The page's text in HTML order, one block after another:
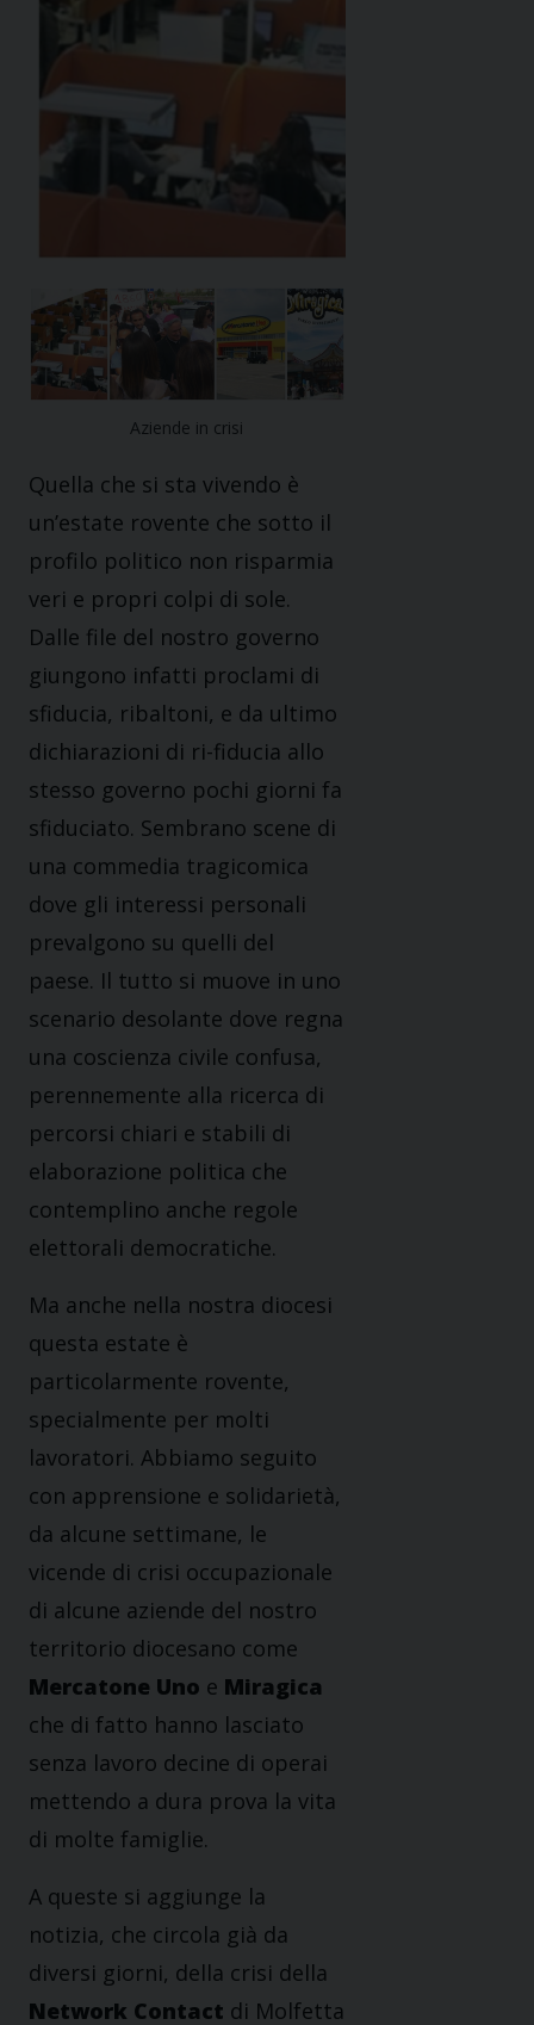
Aziende in crisi
Quella che si sta vivendo è
un’estate rovente che sotto il
profilo politico non risparmia
veri e propri colpi di sole.
Dalle file del nostro governo
giungono infatti proclami di
sfiducia, ribaltoni, e da ultimo
dichiarazioni di ri-fiducia allo
stesso governo pochi giorni fa
sfiduciato. Sembrano scene di
una commedia tragicomica
dove gli interessi personali
prevalgono su quelli del
paese. Il tutto si muove in uno
scenario desolante dove regna
una coscienza civile confusa,
perennemente alla ricerca di
percorsi chiari e stabili di
elaborazione politica che
contemplino anche regole
elettorali democratiche.
Ma anche nella nostra diocesi
questa estate è
particolarmente rovente,
specialmente per molti
lavoratori. Abbiamo seguito
con apprensione e solidarietà,
da alcune settimane, le
vicende di crisi occupazionale
di alcune aziende del nostro
territorio diocesano come
Mercatone Uno e Miragica
che di fatto hanno lasciato
senza lavoro decine di operai
mettendo a dura prova la vita
di molte famiglie.
A queste si aggiunge la
notizia, che circola già da
diversi giorni, della crisi della
Network Contact di Molfetta